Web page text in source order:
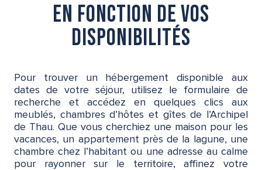
En fonction de vos
disponibilités
Pour trouver un hébergement disponible aux
dates de votre séjour, utilisez le formulaire de
recherche et accédez en quelques clics aux
meublés, chambres d’hôtes et gîtes de l’Archipel
de Thau. Que vous cherchiez une maison pour les
vacances, un appartement près de la lagune, une
chambre chez l’habitant ou une adresse au calme
pour rayonner sur le territoire, affinez votre